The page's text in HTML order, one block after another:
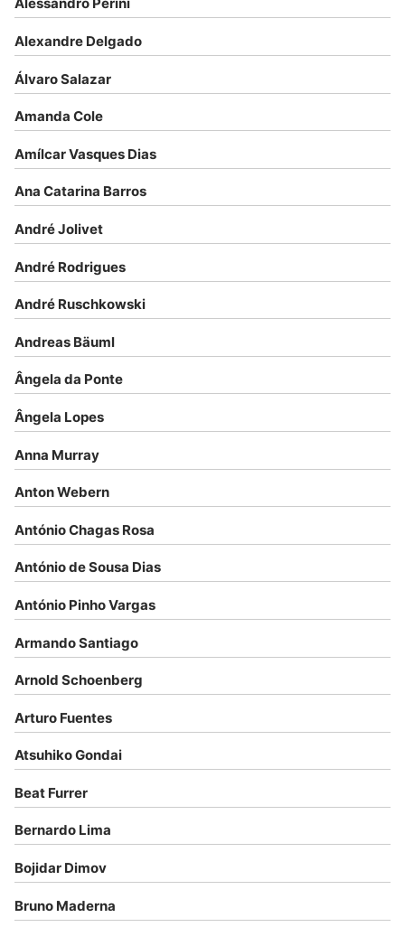
Alessandro Perini
Alexandre Delgado
Álvaro Salazar
Amanda Cole
Amílcar Vasques Dias
Ana Catarina Barros
André Jolivet
André Rodrigues
André Ruschkowski
Andreas Bäuml
Ângela da Ponte
Ângela Lopes
Anna Murray
Anton Webern
António Chagas Rosa
António de Sousa Dias
António Pinho Vargas
Armando Santiago
Arnold Schoenberg
Arturo Fuentes
Atsuhiko Gondai
Beat Furrer
Bernardo Lima
Bojidar Dimov
Bruno Maderna